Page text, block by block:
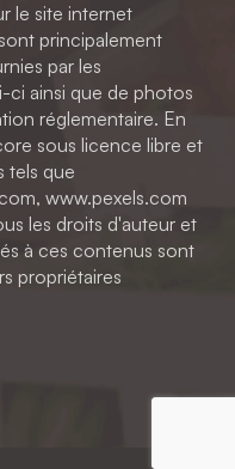
le site internet
principalement
par les
ci ainsi que de photos
réglementaire. En
sous licence libre et
tels que
www.pexels.com
les droits d'auteur et
à ces contenus sont
propriétaires